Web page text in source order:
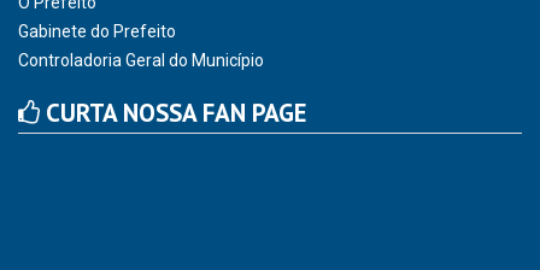
CNPJ: 01.596.018/0001-60
000